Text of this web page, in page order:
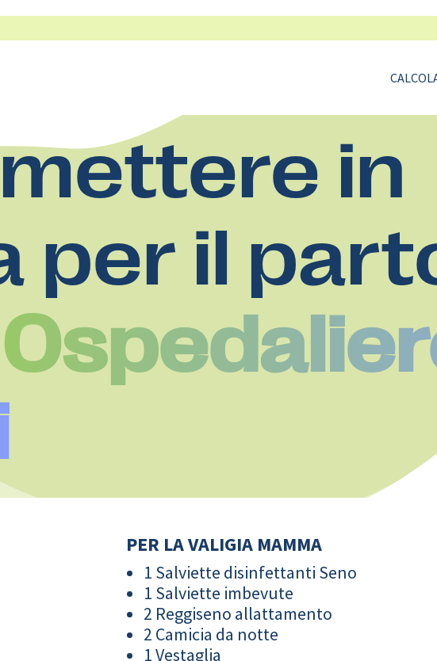
in
per il
PER LA VALIGIA MAMMA
1 Salviette disinfettanti Seno
1 Salviette imbevute
2 Reggiseno allattamento
2 Camicia da notte
1 Vestaglia